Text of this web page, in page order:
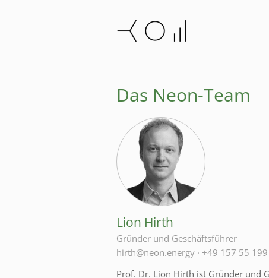
Das Neon-Team
Lion Hirth
Gründer und Geschäftsführer
hirth@neon.energy · +49 157 55
Prof. Dr. Lion Hirth ist Gründer und